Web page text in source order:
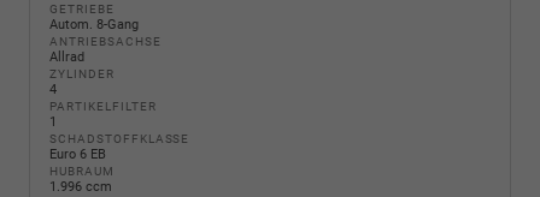
GETRIEBE
Autom. 8-Gang
ANTRIEBSACHSE
Allrad
ZYLINDER
4
PARTIKELFILTER
1
SCHADSTOFFKLASSE
Euro 6 EB
HUBRAUM
1.996 ccm